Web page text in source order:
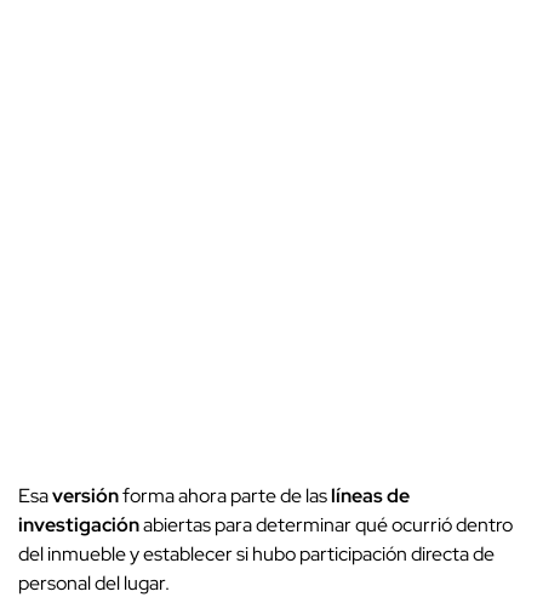
Esaversiónforma ahora parte de laslíneas de
investigaciónabiertas para determinar qué ocurrió dentro
del inmueble y establecer si hubo participación directa de
personal del lugar.